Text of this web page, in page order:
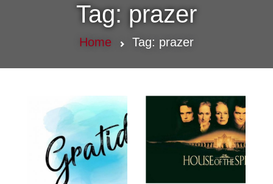
Tag: prazer
Home Tag: prazer